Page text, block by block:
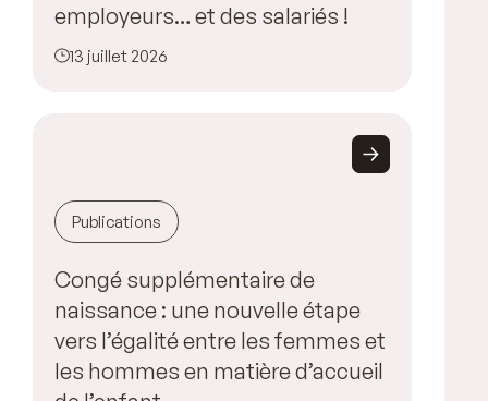
employeurs… et des salariés !
13 juillet 2026
Publications
Congé supplémentaire de
naissance : une nouvelle étape
vers l’égalité entre les femmes et
les hommes en matière d’accueil